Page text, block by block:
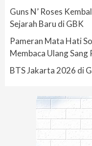
Guns N’ Roses
Sejarah Baru di GBK
Pameran Mata Hati
Membaca Ulang
BTS Jakarta 2026 di